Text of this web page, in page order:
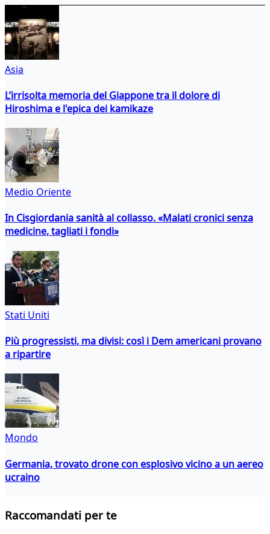
Asia
L’irrisolta memoria del Giappone tra il dolore di
Hiroshima e l'epica dei kamikaze
Medio Oriente
In Cisgiordania sanità al collasso. «Malati cronici senza
medicine, tagliati i fondi»
Stati Uniti
Più progressisti, ma divisi: così i Dem americani provano
a ripartire
Mondo
Germania, trovato drone con esplosivo vicino a un aereo
ucraino
Raccomandati per te